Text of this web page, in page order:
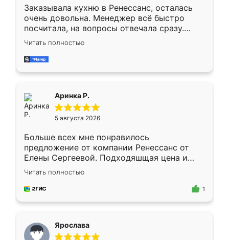
Заказывала кухню в Ренессанс, осталась
очень довольна. Менеджер всё быстро
посчитала, на вопросы отвечала сразу.
Замерщик приехал в субботу, подошёл к
делу со всей ответственностью. Собрали
за день, ребята работали аккуратно, даже
Читать полностью
Аринка Р.
5 августа 2026
Больше всех мне понравилось
предложение от компании Ренессанс от
Елены Сергеевой. Подходяшщая цена и
короткие сроки изготовления. Приехавший
для замера сотрудник Владислав
предложил по моему эскизу самый
Читать полностью
1
Ярослава